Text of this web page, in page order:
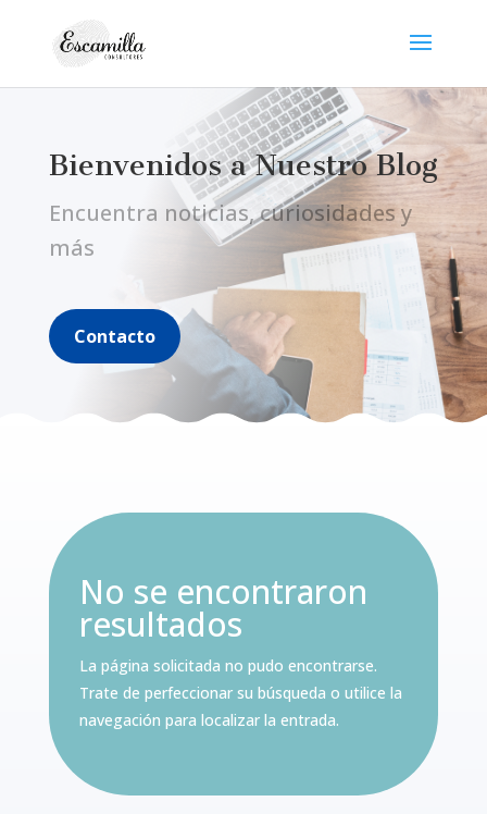
Bienvenidos a Nuestro Blog
Encuentra noticias, curiosidades y
más
Contacto
No se encontraron
resultados
La página solicitada no pudo encontrarse.
Trate de perfeccionar su búsqueda o utilice la
navegación para localizar la entrada.